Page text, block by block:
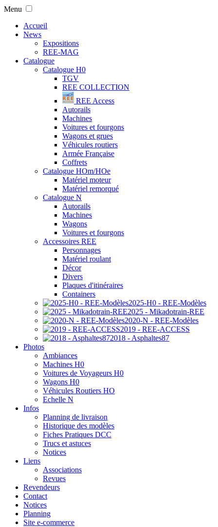
Menu
Accueil
News
Expositions
REE-MAG
Catalogue
Catalogue H0
TGV
REE COLLECTION
REE Access
Autorails
Machines
Voitures et fourgons
Wagons et grues
Véhicules routiers
Armée Française
Coffrets
Catalogue HOm/HOe
Matériel moteur
Matériel remorqué
Catalogue N
Autorails
Machines
Wagons
Voitures et fourgons
Accessoires REE
Personnages
Matériel roulant
Décor
Divers
Plaques d'itinéraires
Containers
2025-H0 - REE-Modèles
2025 - Mikadotrain-REE
2020-N - REE-Modèles
2019 - REE-ACCESS
2018 - Asphaltes87
Photos
Ambiances
Machines H0
Voitures de Voyageurs H0
Wagons H0
Véhicules Routiers HO
Echelle N
Infos
Planning de livraison
Historique des modèles
Fiches Pratiques DCC
Trucs et astuces
Notices
Liens
Associations
Revues
Revendeurs
Contact
Notices
Planning
Site e-commerce